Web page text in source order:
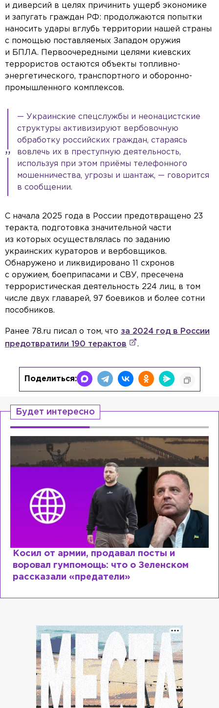
и диверсий в целях причинить ущерб экономике
и запугать граждан РФ: продолжаются попытки
наносить удары вглубь территории нашей страны
с помощью поставляемых Западом оружия
и БПЛА. Первоочередными целями киевских
террористов остаются объекты топливно-
энергетического, транспортного и оборонно-
промышленного комплексов.
— Украинские спецслужбы и неонацистские
структуры активизируют вербовочную
обработку российских граждан, стараясь
вовлечь их в преступную деятельность,
используя при этом приёмы телефонного
мошенничества, угрозы и шантаж, — говорится
в сообщении.
С начала 2025 года в России предотвращено 23
теракта, подготовка значительной части
из которых осуществлялась по заданию
украинских кураторов и вербовщиков.
Обнаружено и ликвидировано 11 схронов
с оружием, боеприпасами и СВУ, пресечена
террористическая деятельность 224 лиц, в том
числе двух главарей, 97 боевиков и более сотни
пособников.
Ранее 78.ru писал о том, что за 2024 год в России
предотвратили 190 терактов
.
Поделиться:
Будет интересно
Рыдает из-за мужа, но опять флиртует с
Лазаревым: как Лера Кудрявцева
сходит с ума